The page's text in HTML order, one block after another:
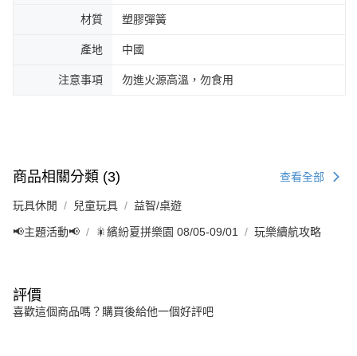
材質 塑膠彈簧
產地 中國
注意事項 勿進火源高溫，勿食用
商品相關分類 (3) 查看全部
玩具休閒 兒童玩具 益智/桌遊
📢主題活動📢 🎇繽紛夏拼樂園 08/05-09/01 玩樂續航攻略
評價
喜歡這個商品嗎？購買後給他一個好評吧